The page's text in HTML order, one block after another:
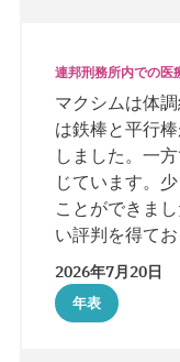
連邦刑務所内での医
マクシムは体
は鉄棒と平行
しました。一
じています。
ことができま
い評判を得て
てそれを実感
工事の複雑な
デレンジャエ
2026年7月20日
年表